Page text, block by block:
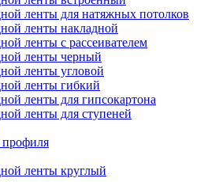
ленты для натяжных потолков
ленты накладной
ленты с рассеивателем
ленты черный
ленты угловой
ленты гибкий
ленты для гипсокартона
ленты для ступеней
профиля
ленты круглый